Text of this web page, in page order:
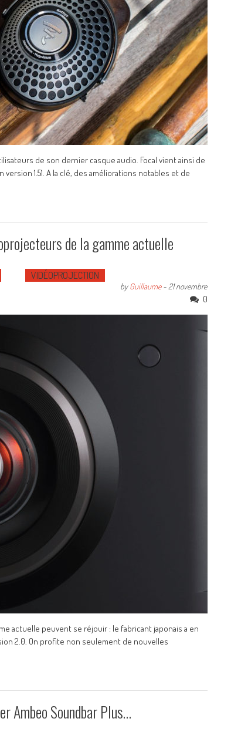
de son dernier casque audio. Focal vient ainsi de
1.51. A la clé, des améliorations notables et de
de la gamme actuelle
VIDÉOPROJECTION
byGuillaume- 21 novembre
0
actuelle peuvent se réjouir : le fabricant japonais a en
2.0. On profite non seulement de nouvelles
Ambeo Soundbar Plus…